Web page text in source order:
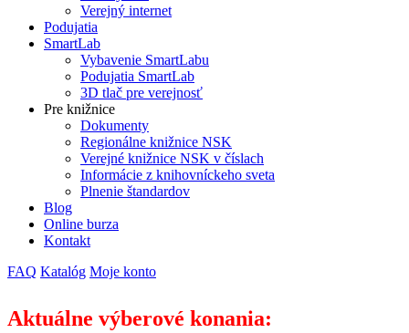
Verejný internet
Podujatia
SmartLab
Vybavenie SmartLabu
Podujatia SmartLab
3D tlač pre verejnosť
Pre knižnice
Dokumenty
Regionálne knižnice NSK
Verejné knižnice NSK v číslach
Informácie z knihovníckeho sveta
Plnenie štandardov
Blog
Online burza
Kontakt
FAQ Katalóg Moje konto
Aktuálne výberové konania: